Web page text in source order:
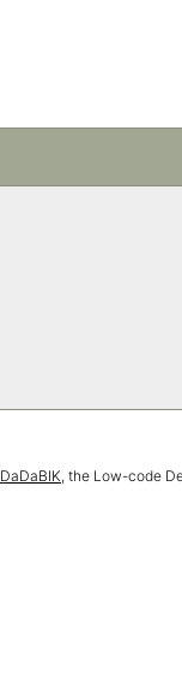
DaDaBIK, the Low-code